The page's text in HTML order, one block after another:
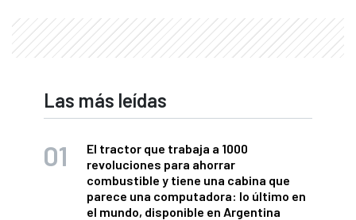
Las más leídas
El tractor que trabaja a 1000
revoluciones para ahorrar
combustible y tiene una cabina que
parece una computadora: lo último en
el mundo, disponible en Argentina